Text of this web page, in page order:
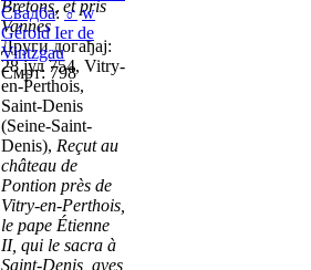
Bretons, et pris
Vannes
Други догађај:
28 јул 754, Vitry-
en-Perthois,
Saint-Denis
(Seine-Saint-
Denis), Reçut au
château de
Pontion près de
Vitry-en-Perthois,
le pape Étienne
II, qui le sacra à
Saint-Denis, aves
Свадба:♂ w
Gérold Ier de
Vintzgau
Смрт: 798